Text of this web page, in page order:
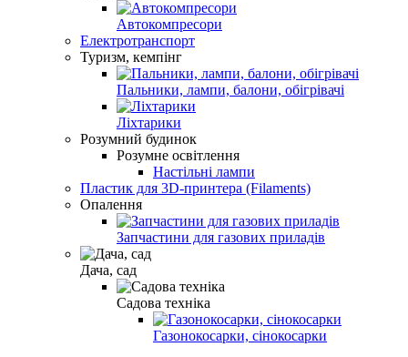
Автокомпресори
Електротранспорт
Туризм, кемпiнг
Пальники, лампи, балони, обiгрівачi
Ліхтарики
Розумний будинок
Розумне освітлення
Настільні лампи
Пластик для 3D-принтера (Filaments)
Опалення
Запчастини для газових приладів
Дача, сад
Садова техніка
Газонокосарки, сінокосарки